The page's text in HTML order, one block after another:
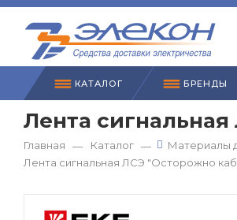
КАТАЛОГ БРЕНДЫ
Лента сигнальная
Главная — Каталог — Материалы
Лента сигнальная ЛСЭ "Осторожно